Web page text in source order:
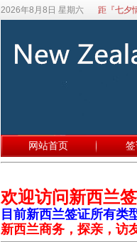
2026年8月8日 星期六 距『七夕
网站首页
欢迎访问新西兰
目前新西兰签证所有类
新西兰商务，探亲，访